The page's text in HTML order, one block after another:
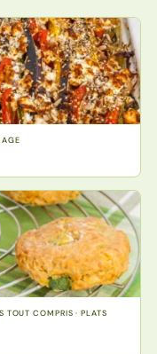
TOUT COMPRIS · PLATS